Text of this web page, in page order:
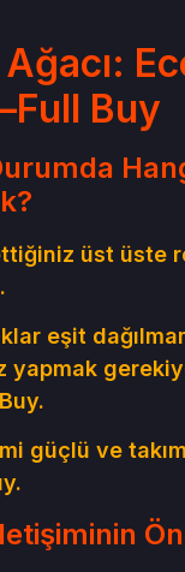
Buy
üst üste
eşit
yapmak
güçlü ve